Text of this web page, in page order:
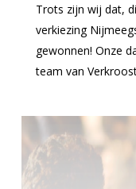
Pallet
Trots zijn wij dat,
verkiezing
gewonnen! Onze
team van